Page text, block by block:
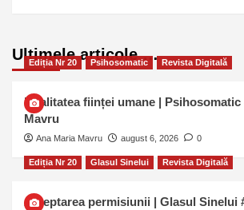
Ultimele articole …
Ediția Nr 20 Psihosomatic Revista Digitală
Dualitatea ființei umane | Psihosomatic
Mavru
Ana Maria Mavru august 6, 2026 0
Ediția Nr 20 Glasul Sinelui Revista Digitală
Așteptarea permisiunii | Glasul Sinelui